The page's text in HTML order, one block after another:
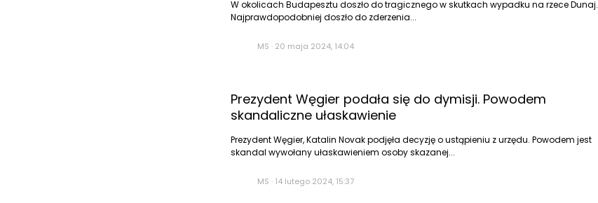
W okolicach Budapesztu doszło do tragicznego w skutkach wypadku na rzece Dunaj.
Najprawdopodobniej doszło do zderzenia...
MS · 20 maja 2024, 14:04
Prezydent Węgier podała się do dymisji. Powodem
skandaliczne ułaskawienie
Prezydent Węgier, Katalin Novak podjęła decyzję o ustąpieniu z urzędu. Powodem jest
skandal wywołany ułaskawieniem osoby skazanej...
MS · 14 lutego 2024, 15:37